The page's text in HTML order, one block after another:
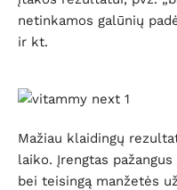
netinkamos galūnių
ir kt.
Mažiau klaidingų
laiko. Įrengtas
bei teisingą manžetės